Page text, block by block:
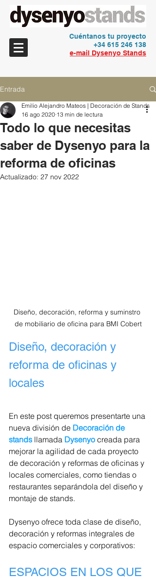
Cuéntanos tu proyecto
+34 615 246 138
e-mail Dysenyo Stands
Entrada
Todo lo que necesitas
saber de Dysenyo para la
reforma de oficinas
Emilio Alejandro Mateos | Decoración de Stands
16 ago 2020 13 min de lectura
Actualizado: 27 nov 2022
Diseño, decoración, reforma y suminstro
de mobiliario de oficina para BMI Cobert
Diseño, decoración y
reforma de oficinas y
locales
En este post queremos presentarte una
nueva división de Decoración de
stands llamada Dysenyo creada para
mejorar la agilidad de cada proyecto
de decoración y reformas de oficinas y
locales comerciales, como tiendas o
restaurantes separándola del diseño y
montaje de stands.
Dysenyo ofrece toda clase de diseño,
decoración y reformas integrales de
espacio comerciales y corporativos:
ESPACIOS EN LOS QUE